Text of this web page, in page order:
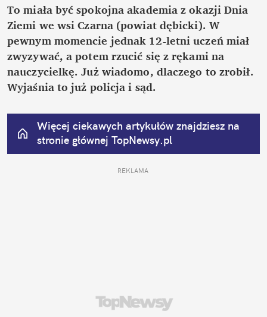
To miała być spokojna akademia z okazji Dnia
Ziemi we wsi Czarna (powiat dębicki). W
pewnym momencie jednak 12-letni uczeń miał
zwyzywać, a potem rzucić się z rękami na
nauczycielkę. Już wiadomo, dlaczego to zrobił.
Wyjaśnia to już policja i sąd.
Więcej ciekawych artykułów znajdziesz na
stronie głównej TopNewsy.pl
REKLAMA